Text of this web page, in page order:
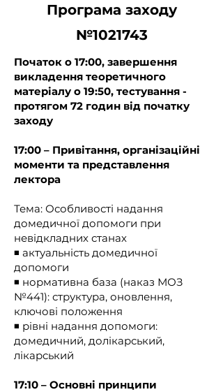
охорони здоров’я незалежно від
спеціальності зобов’язані не рідше
згідно з цим Порядком проходити
заходи безперервного
професійного розвитку за
напрямком невідкладна (екстрена)
медична допомога. Працівники
незалежно від спеціальності, які
працюють у державних
спеціалізованих установах, в яких
експертизи, також зобов’язані не
рідше ніж 1 раз за атестаційний
період проходити заходи
безперервного професйного
розвитку за цим напрямком.
Варто наголосити, що положення
вищезазначеного нормативно-
правового акту мають певні
розбіжності із Законом України
в Статті 1 якого зазначено наступне:
Програма заходу
№1021743
Початок о 17:00, завершення
викладення теоретичного
матеріалу о 19:50, тестування -
протягом 72 годин від початку
заходу
17:00 – Привітання, організаційні
моменти та представлення
лектора
Тема: Особливості надання
домедичної допомоги при
невідкладних станах
◾️ актуальність домедичної
допомоги
◾️ нормативна база (наказ МОЗ
№441): структура, оновлення,
ключові положення
◾️ рівні надання допомоги:
домедичний, долікарський,
лікарський
17:10 – Основні принципи